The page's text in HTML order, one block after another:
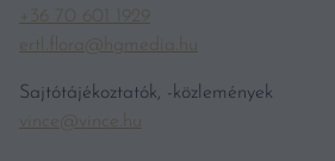
+36 70 601 1929
ertl.flora@hgmedia.hu
Sajtótájékoztatók, -közlemények
vince@vince.hu